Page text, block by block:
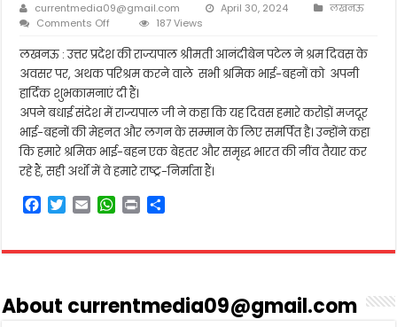
currentmedia09@gmail.com April 30, 2024
लखनऊ
Comments Off
ने
श्रमिक
दिवस
के
अवसर
पर
बधाई
दी”
187 Views
लखनऊ : उत्तर प्रदेश की राज्यपाल श्रीमती आनंदीबेन पटेल ने श्रम दिवस के
अवसर पर, अथक परिश्रम करने वाले सभी श्रमिक भाई-बहनों को अपनी
हार्दिक शुभकामनाएं दी हैं।
अपने बधाई संदेश में राज्यपाल जी ने कहा कि यह दिवस हमारे करोड़ों मजदूर
भाई-बहनों की मेहनत और लगन के सम्मान के लिए समर्पित है। उन्होंने कहा
कि हमारे श्रमिक भाई-बहन एक बेहतर और समृद्ध भारत की नींव तैयार कर
रहे हैं, सही अर्थों में वे हमारे राष्ट्र-निर्माता हैं।
F
e
o
T
t
r
E
i
W
t
p
P
n
r
About currentmedia09@gmail.com